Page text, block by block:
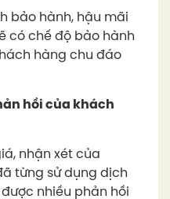
bảo hành, hậu mãi
có chế độ bảo hành
hàng chu đáo
hồi của khách
nhận xét của
từng sử dụng dịch
nhiều phản hồi